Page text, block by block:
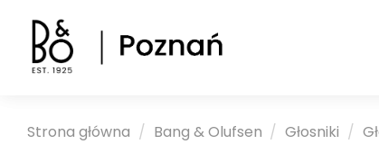
Strona główna Bang & Olufsen Głosniki